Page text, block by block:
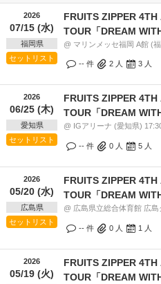
2026
07/15 (水)
福岡県
セットリスト
FRUITS ZIPPER
TOUR「DREAM
@ マリンメッセ福岡 A館 (
-- 件 2 人 3 人
2026
06/25 (木)
愛知県
セットリスト
FRUITS ZIPPER
TOUR「DREAM
@ IGアリーナ (愛知県)
-- 件 0 人 5 人
2026
05/20 (水)
広島県
セットリスト
FRUITS ZIPPER
TOUR「DREAM
@ 広島県立総合体育館 広
-- 件 0 人 1 人
2026
05/19 (火)
FRUITS ZIPPER
TOUR「DREAM